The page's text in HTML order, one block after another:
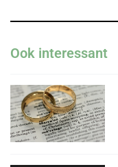
Ook interessant